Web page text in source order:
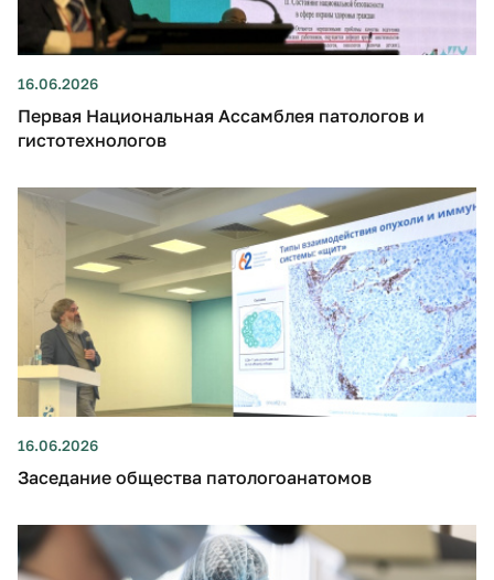
16.06.2026
Первая Национальная Ассамблея патологов и
гистотехнологов
16.06.2026
Заседание общества патологоанатомов